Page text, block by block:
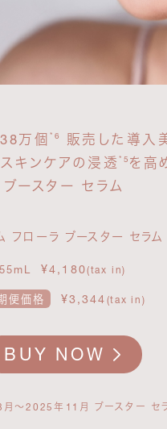
万個*6
販売した導入
キンケアの浸透*5 を高
ブースター セラム
フローラ ブースター セラム
55mL ¥4,180(tax in)
便価格 ¥3,344 (tax in)
BUY NOW
～2025年11月 ブースター セ